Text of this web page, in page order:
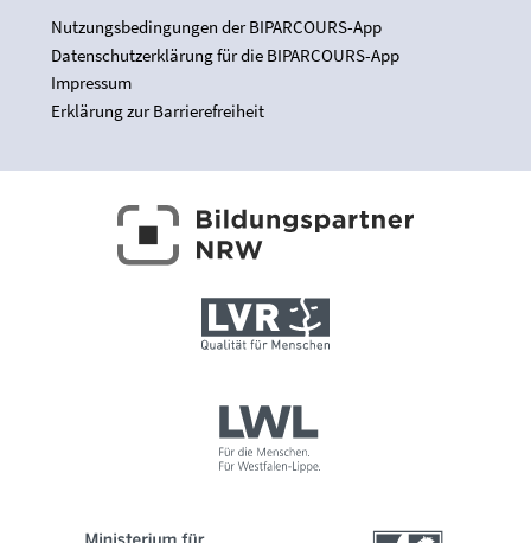
Nutzungsbedingungen der BIPARCOURS-App
Datenschutzerklärung für die BIPARCOURS-App
Impressum
Erklärung zur Barrierefreiheit